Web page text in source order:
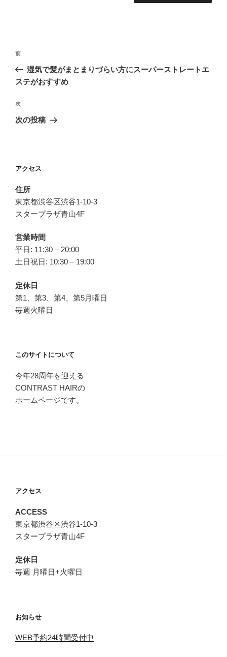
投
ナ
ゲ
ー
前
の
投
前
湿気で髪がまとまりづらい方にスーパーストレートエ
ステがおすすめ
次
の
次
次の投稿
アクセス
住所
東京都渋谷区渋谷1-10-3
スタープラザ青山4F
営業時間
平日: 11:30 – 20:00
土日祝日: 10:30 – 19:00
定休日
第1、第3、第4、第5月曜日
毎週火曜日
このサイトについて
今年28周年を迎える
CONTRAST HAIRの
ホームページです。
アクセス
ACCESS
東京都渋谷区渋谷1-10-3
スタープラザ青山4F
定休日
毎週 月曜日+火曜日
お知らせ
WEB予約24時間受付中